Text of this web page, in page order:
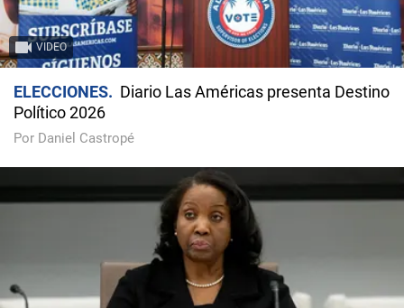
VIDEO
ELECCIONES
Diario Las Américas presenta Destino
Político 2026
Por Daniel Castropé